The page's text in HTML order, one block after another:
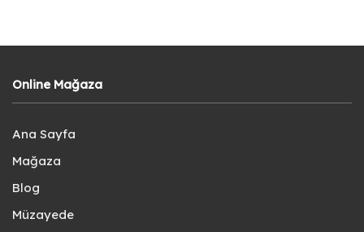
Online Mağaza
Ana Sayfa
Mağaza
Blog
Müzayede